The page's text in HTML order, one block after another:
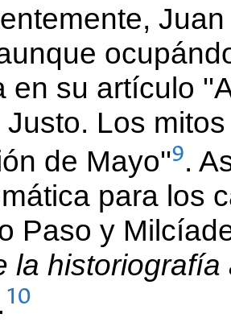
en su artículo
Los
de Mayo''9.
para los
Paso y
la
10